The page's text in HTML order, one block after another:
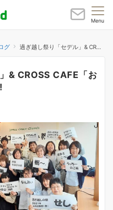
Menu
グ 過ぎ越し祭り「セデル」& CROSS CAFE「おばんざいミーティング!
& CROSS CAFE「お